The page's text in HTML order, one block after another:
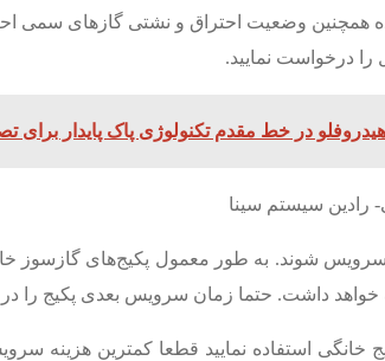
درخواست نمایید.
در خط مقدم تکنولوژی پاک پایدار برای
شوند. به طور معمول پکیج‌های گازسوز
خواهد داشت. حتما زمان سرویس بعدی پکیج را
خانگی استفاده نمایید قطعا کمترین هزینه